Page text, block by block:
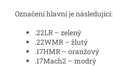
Označení hlavní je následující:
.22LR – zelený
.22WMR – žlutý
.17HMR – oranžový
.17Mach2 – modrý